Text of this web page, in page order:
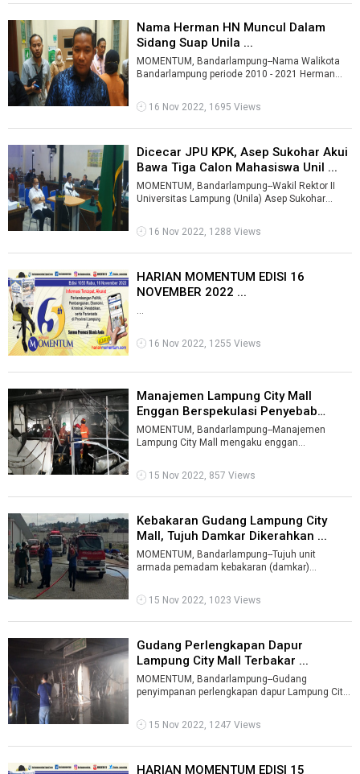
Nama Herman HN Muncul Dalam
Sidang Suap Unila ...
MOMENTUM, Bandarlampung--Nama Walikota
Bandarlampung periode 2010 - 2021 Herman
...
16 Nov 2022, 1695 Views
Dicecar JPU KPK, Asep Sukohar Akui
Bawa Tiga Calon Mahasiswa Unil ...
MOMENTUM, Bandarlampung--Wakil Rektor II
Universitas Lampung (Unila) Asep Sukohar
...
16 Nov 2022, 1288 Views
HARIAN MOMENTUM EDISI 16
NOVEMBER 2022 ...
...
16 Nov 2022, 1255 Views
Manajemen Lampung City Mall
Enggan Berspekulasi Penyebab
Kebakara ...
MOMENTUM, Bandarlampung--Manajemen
Lampung City Mall mengaku enggan
tersebut.Hal it ...
15 Nov 2022, 857 Views
Kebakaran Gudang Lampung City
Mall, Tujuh Damkar Dikerahkan ...
MOMENTUM, Bandarlampung--Tujuh unit
armada pemadam kebakaran (damkar)
penyimpanan pe ...
15 Nov 2022, 1023 Views
Gudang Perlengkapan Dapur
Lampung City Mall Terbakar ...
MOMENTUM, Bandarlampung--Gudang
penyimpanan perlengkapan dapur Lampung City
Bandarlampung ter ...
15 Nov 2022, 1247 Views
HARIAN MOMENTUM EDISI 15